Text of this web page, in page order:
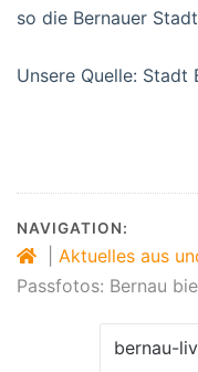
so die Bernauer
Unsere Quelle: Stadt
NAVIGATION:
Aktuelles aus
Passfotos: Bernau